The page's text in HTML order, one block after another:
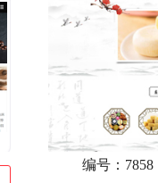
编号：7858